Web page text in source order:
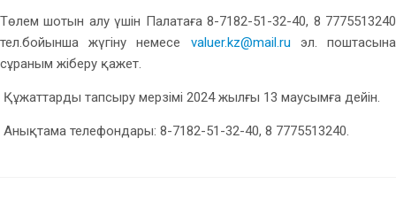
Төлем шотын алу үшін Палатаға 8-7182-51-32-40, 8 7775513240
тел.бойынша жүгіну немесе valuer.kz@mail.ru эл. поштасына
сұраным жіберу қажет.
Құжаттарды тапсыру мерзімі 2024 жылғы 13 маусымға дейін.
Анықтама телефондары: 8-7182-51-32-40, 8 7775513240.